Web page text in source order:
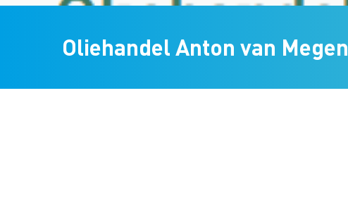
Oliehandel Anton van Megen